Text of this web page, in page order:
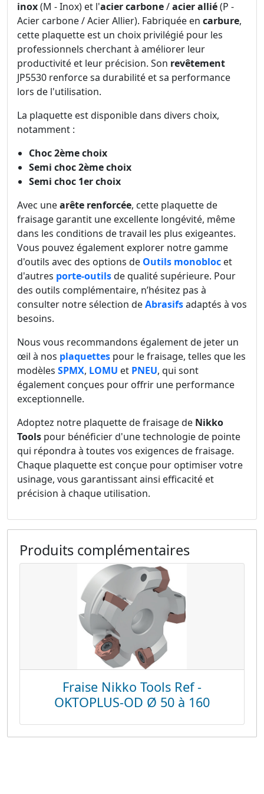
inox(M - Inox) et l'acier carbone/acier allié(P -
Acier carbone / Acier Allier). Fabriquée en carbure,
cette plaquette est un choix privilégié pour les
professionnels cherchant à améliorer leur
productivité et leur précision. Son revêtement
JP5530 renforce sa durabilité et sa performance
lors de l'utilisation.
La plaquette est disponible dans divers choix,
notamment :
Choc 2ème choix
Semi choc 2ème choix
Semi choc 1er choix
Avec unearête renforcée, cette plaquette de
fraisage garantit une excellente longévité, même
dans les conditions de travail les plus exigeantes.
Vous pouvez également explorer notre gamme
d'outils avec des options de Outils monobloc et
d'autres porte-outilsde qualité supérieure. Pour
des outils complémentaire, n’hésitez pas à
consulter notre sélection deAbrasifsadaptés à vos
besoins.
Nous vous recommandons également de jeter un
œil à nos plaquettes pour le fraisage, telles que les
modèles SPMX, LOMU et PNEU, qui sont
également conçues pour offrir une performance
exceptionnelle.
Adoptez notre plaquette de fraisage de Nikko
Tools pour bénéficier d'une technologie de pointe
qui répondra à toutes vos exigences de fraisage.
Chaque plaquette est conçue pour optimiser votre
usinage, vous garantissant ainsi efficacité et
précision à chaque utilisation.
Produits complémentaires
Fraise Nikko Tools Ref -
OKTOPLUS-OD Ø 50 à 160